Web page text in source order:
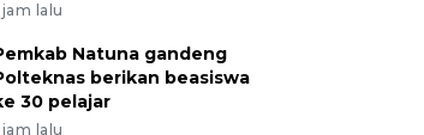
jam lalu
Natuna gandeng
berikan beasiswa
30 pelajar
jam lalu